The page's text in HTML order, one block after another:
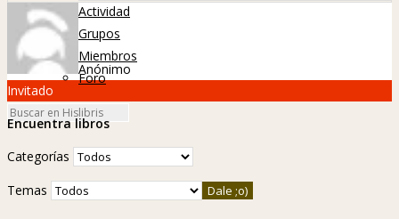
Actividad
Grupos
Miembros
Foro
Anónimo
Invitado
Encuentra libros
Categorías
Temas